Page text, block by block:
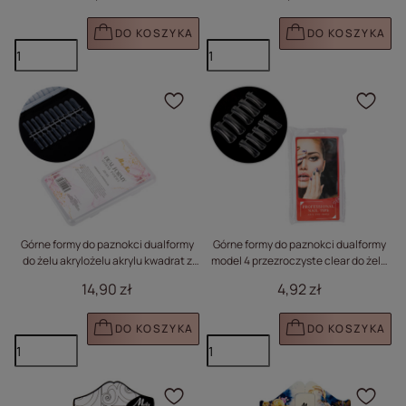
DO KOSZYKA DO KOSZYKA
Górne formy do paznokci dualformy
do żelu akrylożelu akrylu kwadrat z
PH-68
14,90 zł
DO KOSZYKA
Kliknij, aby dodać
Górne formy do paznokci dualformy
model 4 przezroczyste clear do żelu
4,92 zł
DO KOSZYKA